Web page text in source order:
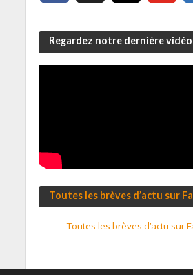
Regardez notre dernière
Toutes les brèves d’actu sur
Toutes les brèves d’actu sur